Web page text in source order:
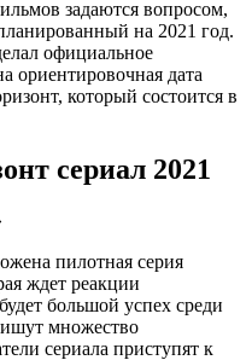
задаются вопросом,
на 2021 год.
официальное
ориентировочная дата
который состоится в
сериал 2021
пилотная серия
ждет реакции
большой успех среди
множество
сериала приступят к